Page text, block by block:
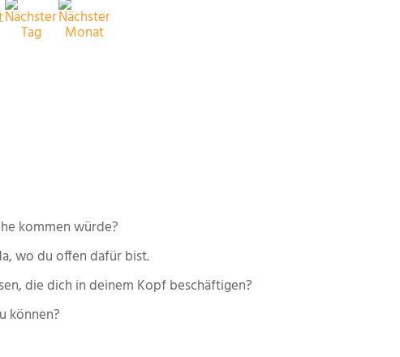
kommen würde?
wo du offen dafür bist.
die dich in deinem Kopf beschäftigen?
können?